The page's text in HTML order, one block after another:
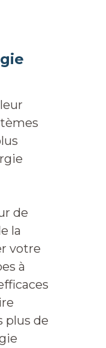
de
la
votre
à
plus de